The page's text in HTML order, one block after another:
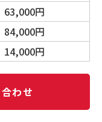
63,000円
84,000円
14,000円
わせ